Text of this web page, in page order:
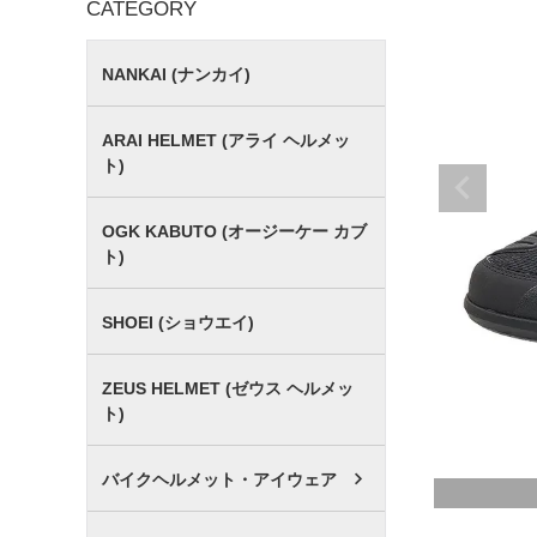
CATEGORY
NANKAI (ナンカイ)
ARAI HELMET (アライ ヘルメッ
ト)
OGK KABUTO (オージーケー カブ
ト)
SHOEI (ショウエイ)
ZEUS HELMET (ゼウス ヘルメッ
ト)
バイクヘルメット・アイウェア